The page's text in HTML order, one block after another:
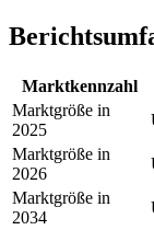
Marktkennzahl
Marktgröße in
2025
Marktgröße in
2026
Marktgröße in
2034